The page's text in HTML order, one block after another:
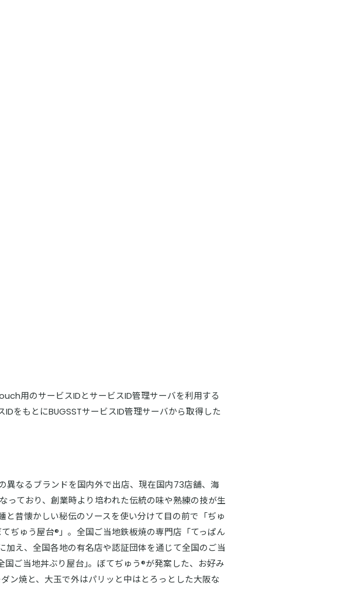
用のサービスIDとサービスID管理サーバを利用する
をもとにBUGSSTサービスID管理サーバから取得した
異なるブランドを国内外で出店、現在国内73店舗、海
ており、創業時より培われた伝統の味や熟練の技が生
昔懐かしい秘伝のソースを使い分けて目の前で「ぢゅ
ぢゅう屋台®」。全国ご当地鉄板焼の専門店「てっぱん
え、全国各地の有名店や認証団体を通じて全国のご当
ご当地丼ぶり屋台｣。ぼてぢゅう®が発案した、お好み
ン焼と、大玉で外はパリッと中はとろっとした大阪な